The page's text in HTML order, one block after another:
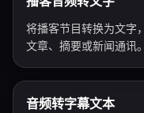
将播客节目转换为文字
文章、摘要或新闻通讯。
音频转字幕文本